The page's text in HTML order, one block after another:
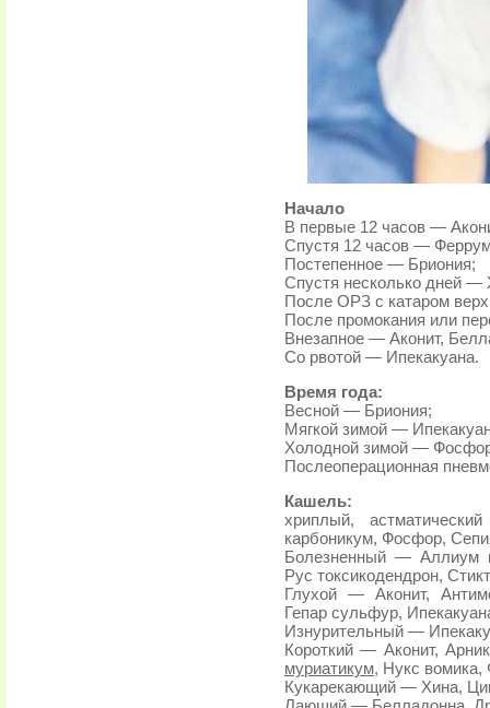
Начало
В первые 12 часов —
Спустя 12 часов —
Постепенное — Бриония;
Спустя несколько дней
После ОРЗ с катаром
После промокания или
Внезапное — Аконит,
Со рвотой — Ипекакуана.
Время года:
Весной — Бриония;
Мягкой зимой —
Холодной зимой —
Послеоперационная
Кашель:
хриплый,
карбоникум, Фосфор,
Болезненный — Аллиум
Рус токсикодендрон,
Глухой — Аконит,
Гепар сульфур,
Изнурительный —
Короткий — Аконит,
муриатикум, Нукс
Кукарекающий — Хина,